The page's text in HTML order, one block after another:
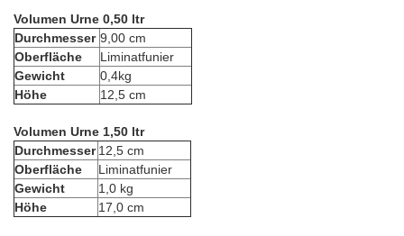
Volumen Urne 0,50 ltr
Durchmesser 9,00 cm
Oberfläche
Liminatfunier
Gewicht
0,4kg
Höhe
12,5 cm
Volumen Urne 1,50 ltr
Durchmesser 12,5 cm
Oberfläche
Liminatfunier
Gewicht
1,0 kg
Höhe
17,0 cm